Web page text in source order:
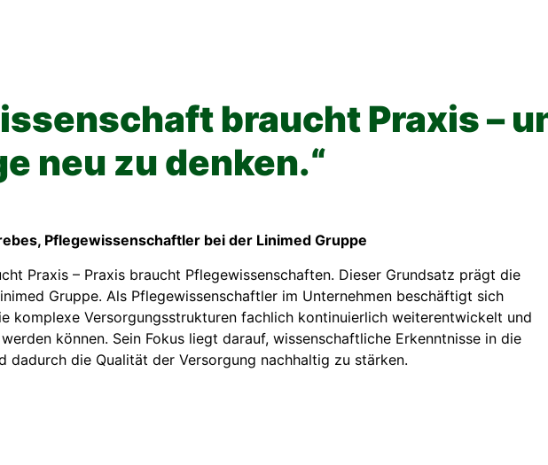
braucht Praxis –
neu zu denken.“
Pflegewissenschaftler bei der Linimed Gruppe
Praxis – Praxis braucht Pflegewissenschaften. Dieser Grundsatz prägt die
Gruppe. Als Pflegewissenschaftler im Unternehmen beschäftigt sich
komplexe Versorgungsstrukturen fachlich kontinuierlich weiterentwickelt und
können. Sein Fokus liegt darauf, wissenschaftliche Erkenntnisse in die
dadurch die Qualität der Versorgung nachhaltig zu stärken.